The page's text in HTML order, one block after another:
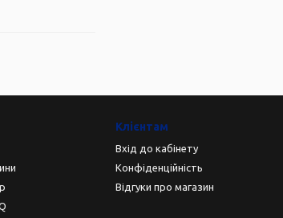
Клієнтам
Вхід до кабінету
Конфіденційність
Відгуки про магазин